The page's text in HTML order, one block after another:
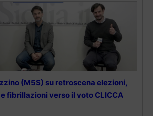
(M5S) su retroscena elezioni,
fibrillazioni verso il voto CLICCA